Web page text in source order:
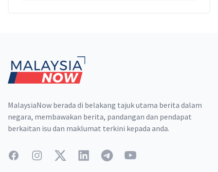
MalaysiaNow berada di belakang tajuk utama berita dalam
negara, membawakan berita, pandangan dan pendapat
berkaitan isu dan maklumat terkini kepada anda.
FacebookInstagramTwitterLinkedInTelegramYouTube